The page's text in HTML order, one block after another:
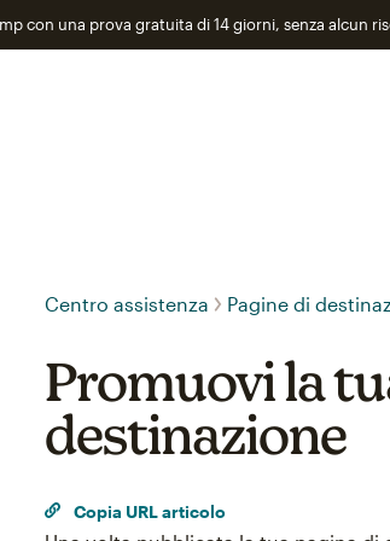
con una prova gratuita di 14 giorni, senza alcun
Centro assistenza Pagine di
Promuovi la
destinazione
Copia URL articolo